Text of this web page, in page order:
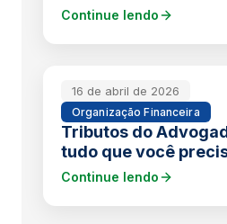
Continue lendo
16 de abril de 2026
Organização Financeira
Tributos do
tudo que você
Continue lendo